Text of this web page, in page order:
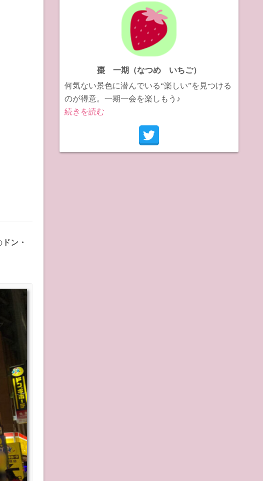
ドン・
棗 一期（なつめ いちご）
何気ない景色に潜んでいる“楽しい”を見つける
のが得意。一期一会を楽しもう♪
続きを読む